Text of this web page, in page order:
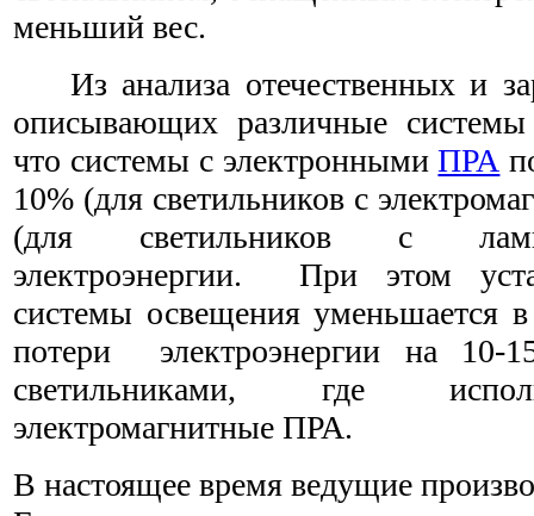
меньший вес.
Из анализа отечественных и
описывающих различные
что системы с электроннымиПРА
10% (для светильников с
(для светильников с
электроэнергии. При этом
системы освещения уменьшается
потери электроэнергии на 10-
светильниками, где
электромагнитные ПРА.
В настоящее время ведущие